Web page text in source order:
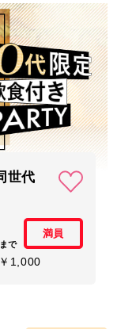
世代
まで
満員
1,000